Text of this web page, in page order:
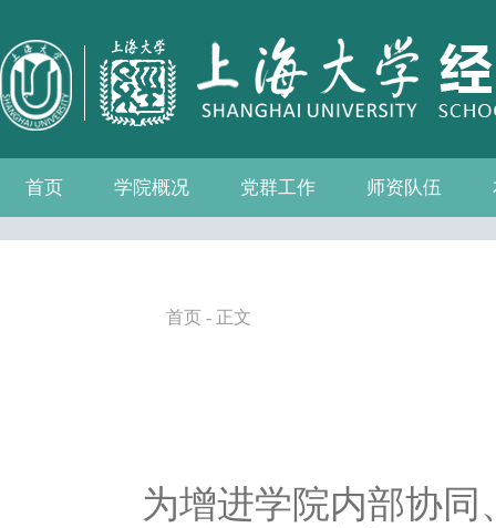
首页 学院概况
学院介绍 学院简介
发展历程
历任院长
现任领导
组织机构
学院愿景
党群工作
党务公开
党的建设
群众团体 工会
青联会
妇委会
退管会
学院制度
师资队伍
教师名录
人事专栏
招聘信息
博士后流动站
首页 - 正文
为增进学院内部协同